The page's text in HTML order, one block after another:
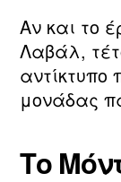
Αν και το
Λαβάλ,
μονάδας
Το